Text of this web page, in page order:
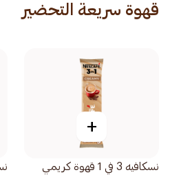
قهوة سريعة التحضير
+
نسكافيه 3 في 1 قهوة كريمي